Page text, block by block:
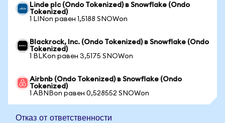
Linde plc (Ondo Tokenized) в Snowflake (Ondo
Tokenized)
1 LINon равен 1,5188 SNOWon
Blackrock, Inc. (Ondo Tokenized) в Snowflake (Ondo
Tokenized)
1 BLKon равен 3,5175 SNOWon
Airbnb (Ondo Tokenized) в Snowflake (Ondo
Tokenized)
1 ABNBon равен 0,528552 SNOWon
Отказ от ответственности